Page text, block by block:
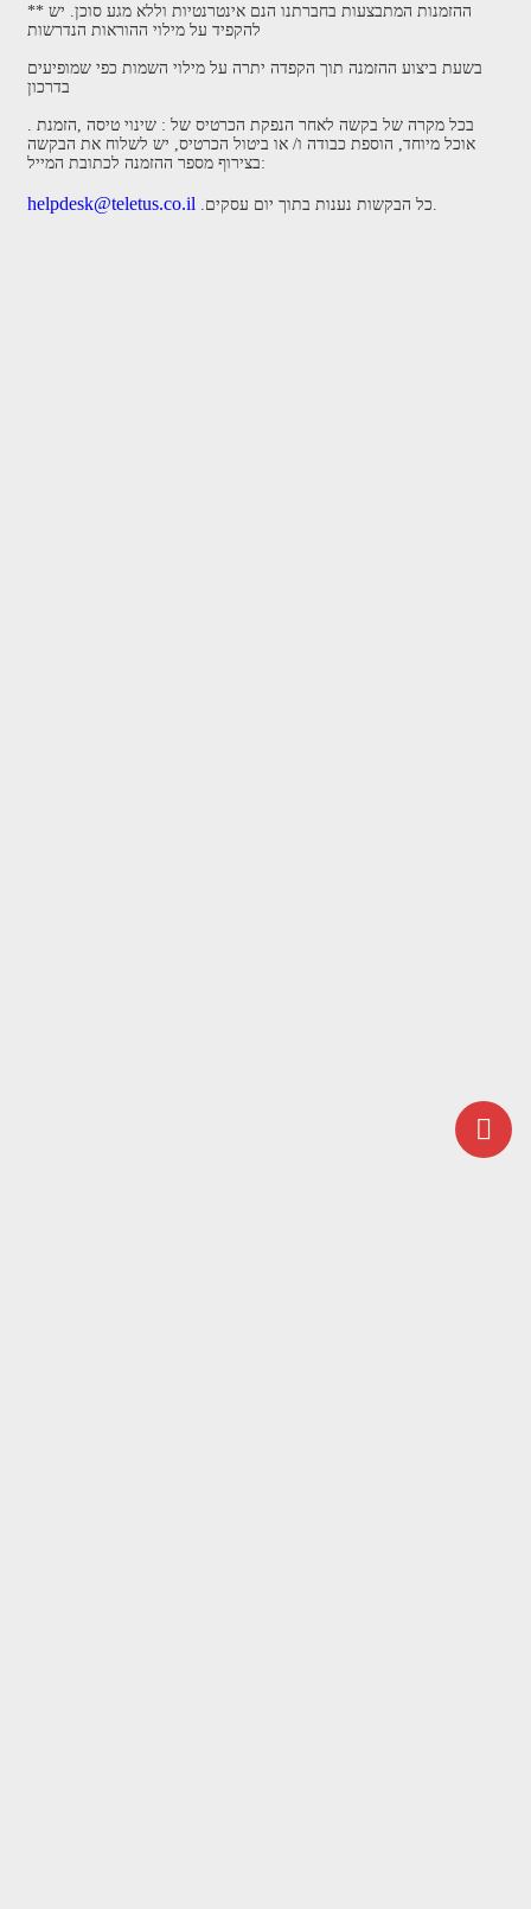
** ההזמנות המתבצעות בחברתנו הנם אינטרנטיות וללא מגע סוכן. יש
להקפיד על מילוי ההוראות הנדרשות
בשעת ביצוע ההזמנה תוך הקפדה יתרה על מילוי השמות כפי שמופיעים
בדרכון
אוכל מיוחד, הוספת כבודה ו/ או ביטול הכרטיס, יש לשלוח את הבקשה
בצירוף מספר ההזמנה לכתובת המייל:
helpdesk@teletus.co.il